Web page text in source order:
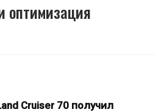
оптимизация
Cruiser 70 получил